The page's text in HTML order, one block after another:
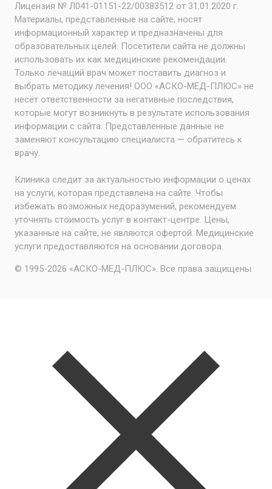
Лицензия № Л041-01151-22/00383512 от 31.01.2020 г.
Материалы, представленные на сайте, носят
информационный характер и предназначены для
образовательных целей. Посетители сайта не должны
использовать их как медицинские рекомендации.
Только лечащий врач может поставить диагноз и
выбрать методику лечения! ООО «АСКО-МЕД-ПЛЮС» не
несёт ответственности за негативные последствия,
которые могут возникнуть в результате использования
информации с сайта. Представленные данные не
заменяют консультацию специалиста — обратитесь к
врачу.
Клиника следит за актуальностью информации о ценах
на услуги, которая представлена на сайте. Чтобы
избежать возможных недоразумений, рекомендуем
уточнять стоимость услуг в контакт-центре. Цены,
указанные на сайте, не являются офертой. Медицинские
услуги предоставляются на основании договора.
© 1995-2026 «АСКО-МЕД-ПЛЮС». Все права защищены.